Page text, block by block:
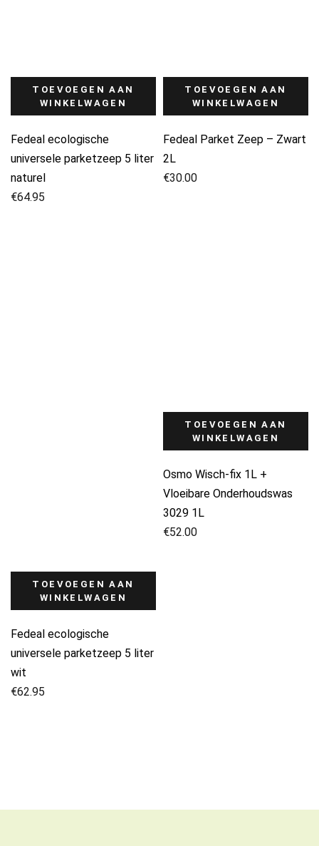
TOEVOEGEN AAN
WINKELWAGEN
Fedeal ecologische
universele parketzeep 5 liter
naturel
€64.95
TOEVOEGEN AAN
WINKELWAGEN
Fedeal Parket Zeep – Zwart
2L
€30.00
TOEVOEGEN AAN
WINKELWAGEN
Fedeal ecologische
universele parketzeep 5 liter
wit
€62.95
TOEVOEGEN AAN
WINKELWAGEN
Osmo Wisch-fix 1L +
Vloeibare Onderhoudswas
3029 1L
€52.00